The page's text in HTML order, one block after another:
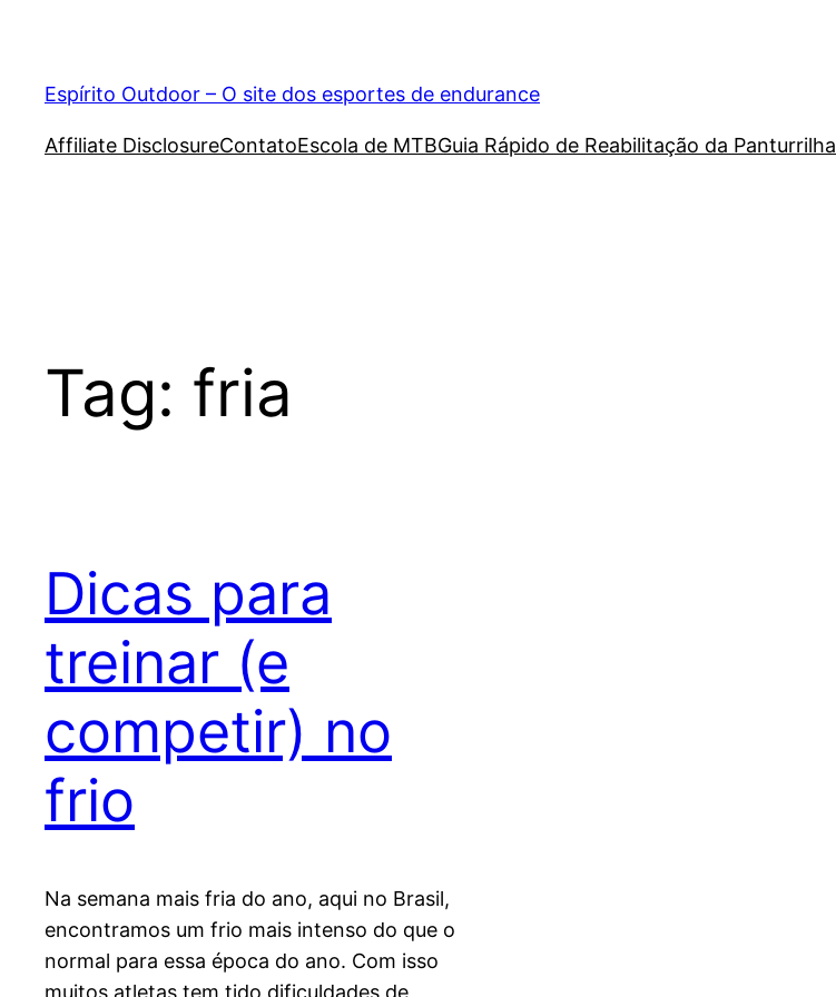
Espírito Outdoor – O site dos esportes de endurance
Affiliate DisclosureContatoEscola de MTBGuia Rápido de Reabilitação da Panturrilha
Tag: fria
Dicas para
treinar (e
competir) no
frio
Na semana mais fria do ano, aqui no Brasil,
encontramos um frio mais intenso do que o
normal para essa época do ano. Com isso
muitos atletas tem tido dificuldades de